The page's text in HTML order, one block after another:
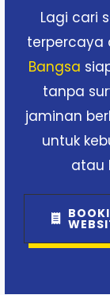
Lagi cari
terpercaya
Bangsa
tanpa
jaminan
untuk
atau